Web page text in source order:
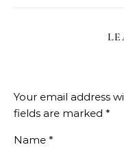
Your email address
fields are marked *
Name *